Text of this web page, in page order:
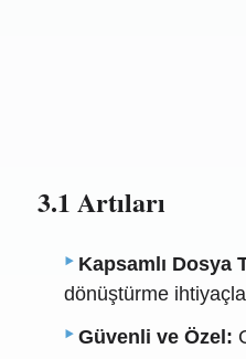
3.1 Artıları
Kapsamlı Dosya
dönüştürme
Güvenli ve Özel: